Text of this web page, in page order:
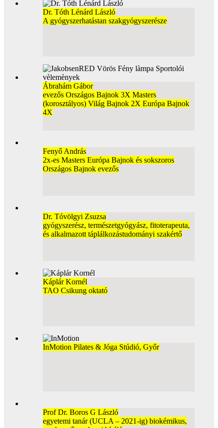
Dr. Tóth Lénárd László
A gyógyszerhatástan szakgyógyszerésze
Ábrahám Gábor
evezős Országos Bajnok 3X Masters
(korosztályos) Világ Bajnok 2X Európa Bajnok
4X
Fenyő András
2x-es Masters Európa Bajnok és sokszoros
Országos Bajnok evezős
Dr. Tóvölgyi Zsuzsa
gyógyszerész, természetgyógyász, fitoterapeuta,
és alkalmazott táplálkozástudományi szakértő
Káplár Kornél
TAO Csikung oktató
InMotion Pilates & Jóga Stúdió, Győr
Prof Dr. Boros G László
egyetemi tanár (UCLA – 2021-ig) biokémikus,